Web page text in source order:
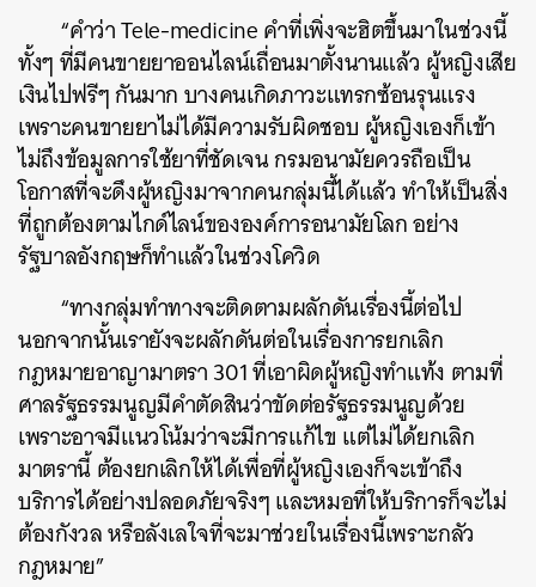
“คำว่า Tele-medicine คำที่เพิ่งจะฮิตขึ้นมาในช่วงนี้
ทั้งๆ ที่มีคนขายยาออนไลน์เถื่อนมาตั้งนานแล้ว ผู้หญิงเสีย
เงินไปฟรีๆ กันมาก บางคนเกิดภาวะแทรกซ้อนรุนแรง
เพราะคนขายยาไม่ได้มีความรับผิดชอบ ผู้หญิงเองก็เข้า
ไม่ถึงข้อมูลการใช้ยาที่ชัดเจน กรมอนามัยควรถือเป็น
โอกาสที่จะดึงผู้หญิงมาจากคนกลุ่มนี้ได้แล้ว ทำให้เป็นสิ่ง
ที่ถูกต้องตามไกด์ไลน์ขององค์การอนามัยโลก อย่าง
รัฐบาลอังกฤษก็ทำแล้วในช่วงโควิด
“ทางกลุ่มทำทางจะติดตามผลักดันเรื่องนี้ต่อไป
นอกจากนั้นเรายังจะผลักดันต่อในเรื่องการยกเลิก
กฎหมายอาญามาตรา 301 ที่เอาผิดผู้หญิงทำแท้ง ตามที่
ศาลรัฐธรรมนูญมีคำตัดสินว่าขัดต่อรัฐธรรมนูญด้วย
เพราะอาจมีแนวโน้มว่าจะมีการแก้ไข แต่ไม่ได้ยกเลิก
มาตรานี้ ต้องยกเลิกให้ได้เพื่อที่ผู้หญิงเองก็จะเข้าถึง
บริการได้อย่างปลอดภัยจริงๆ และหมอที่ให้บริการก็จะไม่
ต้องกังวล หรือลังเลใจที่จะมาช่วยในเรื่องนี้เพราะกลัว
กฎหมาย”